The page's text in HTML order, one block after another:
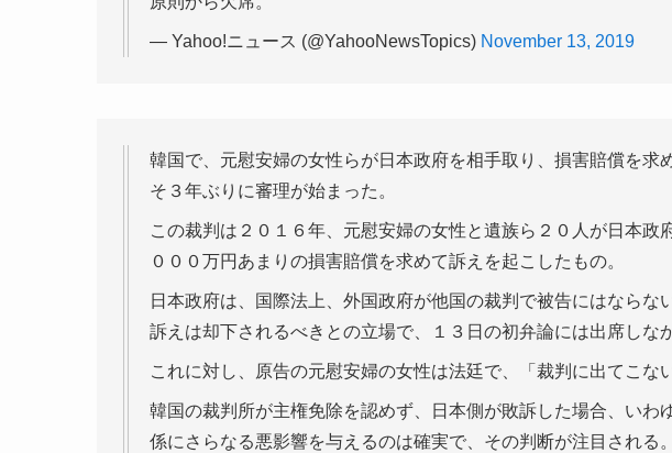
— Yahoo!ニュース (@YahooNewsTopics) November 13, 2019
韓国で、元慰安婦の女性らが日本政府を相手取り、損害賠償を求
そ３年ぶりに審理が始まった。
この裁判は２０１６年、元慰安婦の女性と遺族ら２０人が日本政
０００万円あまりの損害賠償を求めて訴えを起こしたもの。
日本政府は、国際法上、外国政府が他国の裁判で被告にはならな
訴えは却下されるべきとの立場で、１３日の初弁論には出席しな
これに対し、原告の元慰安婦の女性は法廷で、「裁判に出てこな
韓国の裁判所が主権免除を認めず、日本側が敗訴した場合、いわ
係にさらなる悪影響を与えるのは確実で、その判断が注目される。